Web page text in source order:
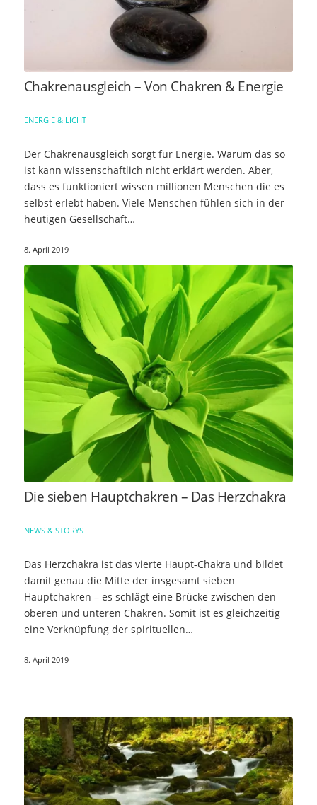
Chakrenausgleich – Von Chakren & Energie
ENERGIE & LICHT
Der Chakrenausgleich sorgt für Energie. Warum das so
ist kann wissenschaftlich nicht erklärt werden. Aber,
dass es funktioniert wissen millionen Menschen die es
selbst erlebt haben. Viele Menschen fühlen sich in der
heutigen Gesellschaft…
8. April 2019
Die sieben Hauptchakren – Das Herzchakra
NEWS & STORYS
Das Herzchakra ist das vierte Haupt-Chakra und bildet
damit genau die Mitte der insgesamt sieben
Hauptchakren – es schlägt eine Brücke zwischen den
oberen und unteren Chakren. Somit ist es gleichzeitig
eine Verknüpfung der spirituellen…
8. April 2019